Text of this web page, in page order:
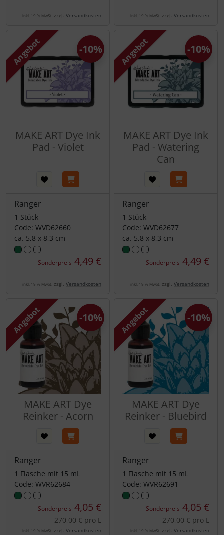
inkl. 19 % MwSt. zzgl. Versandkosten inkl. 19 % MwSt. zzgl. Versandkosten
Angebot
MAKE ART Dye Ink
Pad - Violet
Ranger
1 Stück
Code: WVD62660
ca. 5,8 x 8,3 cm
Sonderpreis 4,49 €
-10%
inkl. 19 % MwSt. zzgl. Versandkosten
Angebot
MAKE ART Dye Ink
Pad - Watering
Can
Ranger
1 Stück
Code: WVD62677
ca. 5,8 x 8,3 cm
Sonderpreis 4,49 €
-10%
inkl. 19 % MwSt. zzgl. Versandkosten
Angebot
MAKE ART Dye
Reinker - Acorn
Ranger
1 Flasche mit 15 mL
Code: WVR62684
Sonderpreis 4,05 €
-10%
270,00 € pro L
inkl. 19 % MwSt. zzgl. Versandkosten
Angebot
MAKE ART Dye
Reinker - Bluebird
Ranger
1 Flasche mit 15 mL
Code: WVR62691
Sonderpreis 4,05 €
-10%
270,00 € pro L
inkl. 19 % MwSt. zzgl. Versandkosten